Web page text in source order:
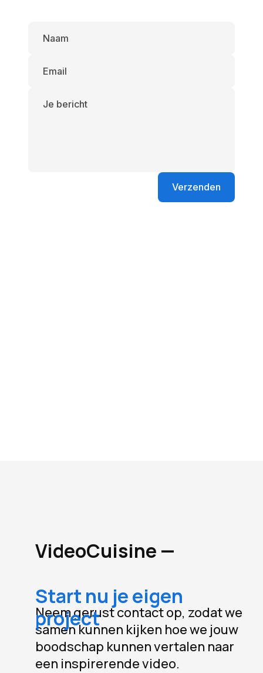
VideoCuisine —
Start nu jeeigen
project
Neem gerust contact op, zodat we
samen kunnen kijken hoe we jouw
boodschap kunnen vertalen naar
een inspirerende video.